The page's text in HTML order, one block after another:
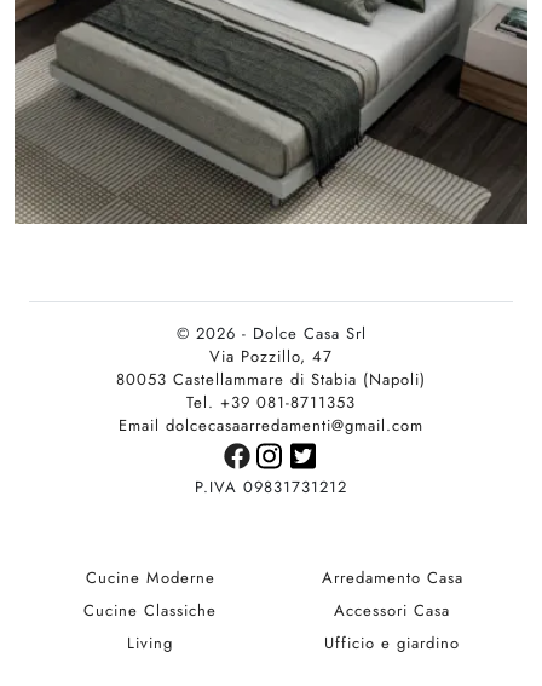
© 2026 - Dolce Casa Srl
Via Pozzillo, 47
80053 Castellammare di Stabia (Napoli)
Tel. +39 081-8711353
Email dolcecasaarredamenti@gmail.com
P.IVA 09831731212
Cucine Moderne
Cucine Classiche
Living
Arredamento Casa
Accessori Casa
Ufficio e giardino